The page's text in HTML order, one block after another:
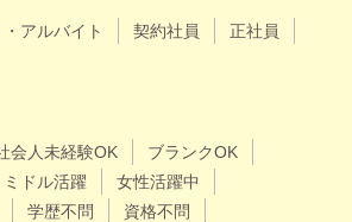
アルバイト 契約社員
正社員
会人未経験OK
ブランクOK
ミドル活躍
女性活躍中
学歴不問
資格不問